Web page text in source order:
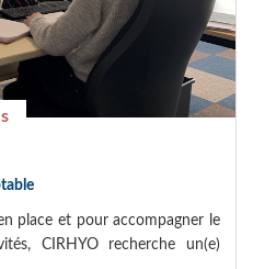
place et pour accompagner le
CIRHYO recherche un(e)